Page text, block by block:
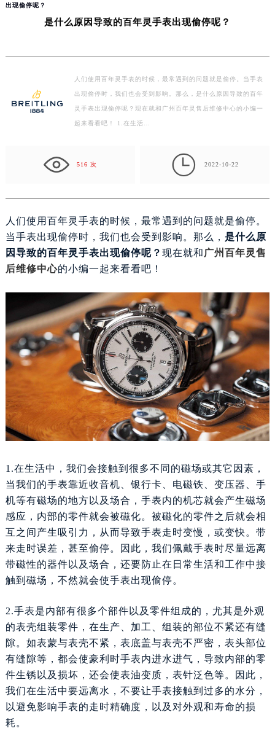
常州市新北区龙锦路1590号现代传媒中心写字楼5号楼10层1008室（需提前预约）
徐州市鼓楼区淮海东路29号苏宁广场IFC国际金融中心写字楼35层3508室（需提前预约）
扬州市邗江区国展路29号星耀天地写字楼1号楼18层1803室（需提前预约）
金华市金东区东市南街777号金华万达广场写字楼4号楼22层2209室（需提前预约）
绍兴市越城区胜利东路379号世茂天际中心写字楼8层805室（需提前预约）
嘉兴市南湖区广益路705号嘉兴世界贸易中心写字楼A座13层1304室（需提前预约）
南昌市红谷滩新区红谷中大道998号绿地双子塔（中央广场）A1座办公楼14层07室（需提前预约）
深圳市罗湖区深南东路5001号华润大厦写字楼17层1701室（需提前预约）
惠州市惠城区江北文昌一路7号华贸大厦写字楼1座30层05室（需提前预约）
厦门市思明区湖滨东路95号华润大厦写字楼B座11层1104室（需提前预约）
成都市锦江区人民东路6号SAC东原中心写字楼24层2406B室（需提前预约）
重庆市江北区观音桥步行街2号融恒时代广场写字楼9层902室（需提前预约）
长沙市芙蓉区定王台街道建湘路393号世茂环球金融中心写字楼（芙蓉广场）10层13室（需提前预约）
郑州市二七区铭功路10号华润大厦写字楼29层2905室（需提前预约）
沈阳市沈河区中街路137号亨得利名表服务中心（品牌授权店）1层整层（需提前预约）
沈阳市沈河区中街路83号亨得利名表服务中心（品牌授权店）1层整层（需提前预约）
大连市中山区人民路15号国际金融大厦7层G室（需提前预约）
无锡市梁溪区人民中路139号恒隆广场写字楼1座11层1104室（需提前预约）
南通市崇川区工农路57号圆融广场写字楼16层1603室（需提前预约）
苏州市苏州工业园区星港街199号苏州中心办公楼C座22层08室（需提前预约）
武汉市江汉区解放大道686号世界贸易大厦38层09室（需提前预约）
南宁市青秀区金湖路59号地王大厦12楼1224室（需提前预约）
合肥市蜀山区潜山路111号万象城华润大厦B座12楼03室（需提前预约）
出现偷停呢？
是什么原因导致的百年灵手表出现偷停呢？
人们使用百年灵手表的时候，最常遇到的问题就是偷停。当手表
出现偷停时，我们也会受到影响。那么，是什么原因导致的百年
灵手表出现偷停呢？现在就和广州百年灵售后维修中心的小编一
起来看看吧！ 1.在生活…
516 次  2022-10-22
人们使用百年灵手表的时候，最常遇到的问题就是偷停。
当手表出现偷停时，我们也会受到影响。那么， 是什么原
因导致的百年灵手表出现偷停呢？ 现在就和 广州百年灵售
后维修中心的小编一起来看看吧！
1.在生活中，我们会接触到很多不同的磁场或其它因素，
当我们的手表靠近收音机、银行卡、电磁铁、变压器、手
机等有磁场的地方以及场合，手表内的机芯就会产生磁场
感应，内部的零件就会被磁化。被磁化的零件之后就会相
互之间产生吸引力，从而导致手表走时变慢，或变快。带
来走时误差，甚至偷停。因此，我们佩戴手表时尽量远离
带磁性的器件以及场合，还要防止在日常生活和工作中接
触到磁场，不然就会使手表出现偷停。
2.手表是内部有很多个部件以及零件组成的，尤其是外观
的表壳组装零件，在生产、加工、组装的部位不紧还有缝
隙。如表蒙与表壳不紧，表底盖与表壳不严密，表头部位
有缝隙等，都会使豪利时手表内进水进气，导致内部的零
件生锈以及损坏，还会使表油变质，表针泛色等。因此，
我们在生活中要远离水，不要让手表接触到过多的水分，
以避免影响手表的走时精确度，以及对外观和寿命的损
耗。